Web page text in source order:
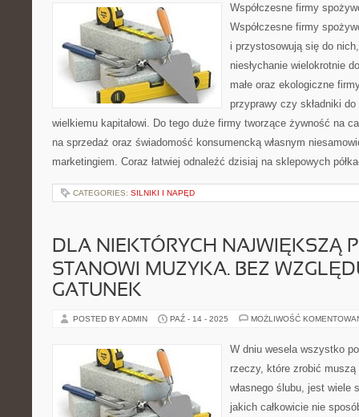
Współczesne firmy
Współczesne firmy
i przystosowują się do
niesłychanie wielokrotnie
małe oraz ekologiczne
przyprawy czy składniki
wielkiemu kapitałowi. Do tego duże firmy tworzące żywność na
na sprzedaż oraz świadomość konsumencką własnym
marketingiem. Coraz łatwiej odnaleźć dzisiaj na sklepowych
CATEGORIES: SILNIKI I NAPĘD
DLA NIEKTÓRYCH NAJWIĘKSZĄ
STANOWI MUZYKA. BEZ
GATUNEK
POSTED BY ADMIN PAŹ - 14 - 2025 MOŻLIWOŚĆ
W dniu wesela wszystko
rzeczy, które zrobić muszą
własnego ślubu, jest wiele
jakich całkowicie nie